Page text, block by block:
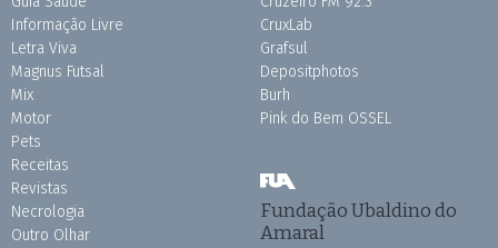
Informação Livre
Letra Viva
Magnus Futsal
Mix
Motor
Pets
Receitas
Revistas
Necrologia
Outro Olhar
CruxLab
Grafsul
Depositphotos
Burh
Pink do Bem OSSEL
Fundação Ubaldino do
Amaral